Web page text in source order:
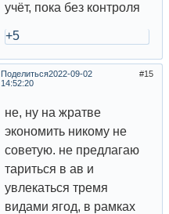
учёт, пока без контроля
+5
Поделиться 15
2022-09-02
14:52:20
не, ну на жратве
экономить никому не
советую. не предлагаю
тариться в ав и
увлекаться тремя
видами ягод, в рамках